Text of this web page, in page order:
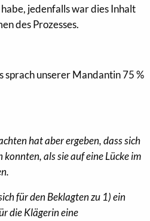
jedenfalls war dies Inhalt
des Prozesses.
sprach unserer Mandantin 75 %
hat aber ergeben, dass sich
als sie auf eine Lücke im
für den Beklagten zu 1) ein
die Klägerin eine